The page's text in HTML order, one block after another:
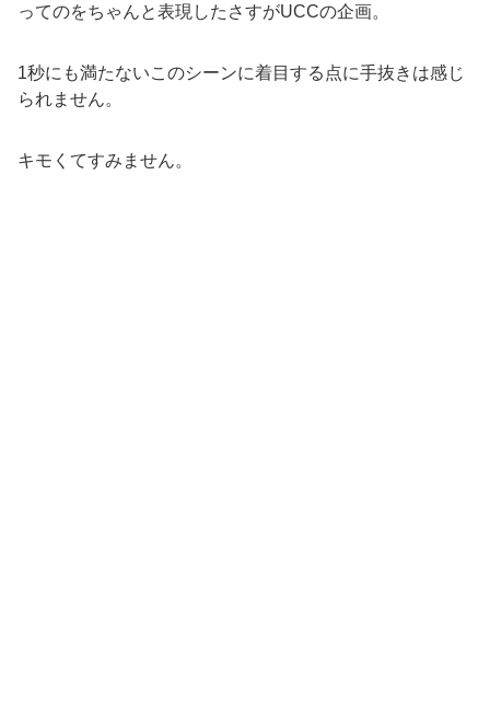
ってのをちゃんと表現したさすがUCCの企画。
1秒にも満たないこのシーンに着目する点に手抜きは感じ
られません。
キモくてすみません。